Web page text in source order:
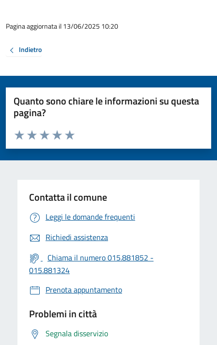
Pagina aggiornata il 13/06/2025 10:20
Indietro
Quanto sono chiare le informazioni su questa
pagina?
Valuta da 1 a 5 stelle la pagina
Valuta 5 stelle su 5
Valuta 4 stelle su 5
Valuta 3 stelle su 5
Valuta 2 stelle su 5
Valuta 1 stelle su 5
Contatta il comune
Leggi le domande frequenti
Richiedi assistenza
Chiama il numero 015.881852 -
015.881324
Prenota appuntamento
Problemi in città
Segnala disservizio